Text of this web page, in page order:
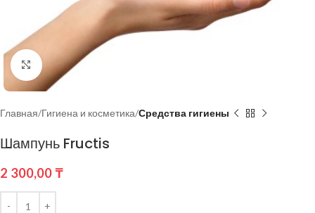
Нажмите, чтобы увеличить
Главная Гигиена и косметика Средства гигиены
Шампунь Fructis
2 300,00 ₸